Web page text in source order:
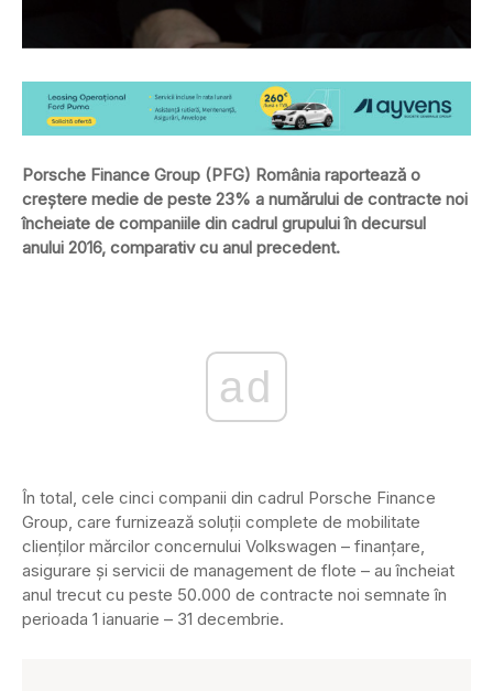
Porsche Finance Group (PFG) România raportează o
creştere medie de peste 23% a numărului de contracte noi
încheiate de companiile din cadrul grupului în decursul
anului 2016, comparativ cu anul precedent.
ad
În total, cele cinci companii din cadrul Porsche Finance
Group, care furnizează soluţii complete de mobilitate
clienţilor mărcilor concernului Volkswagen – finanţare,
asigurare şi servicii de management de flote – au încheiat
anul trecut cu peste 50.000 de contracte noi semnate în
perioada 1 ianuarie – 31 decembrie.